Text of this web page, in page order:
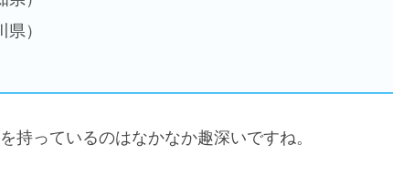
）
持っているのはなかなか趣深いですね。